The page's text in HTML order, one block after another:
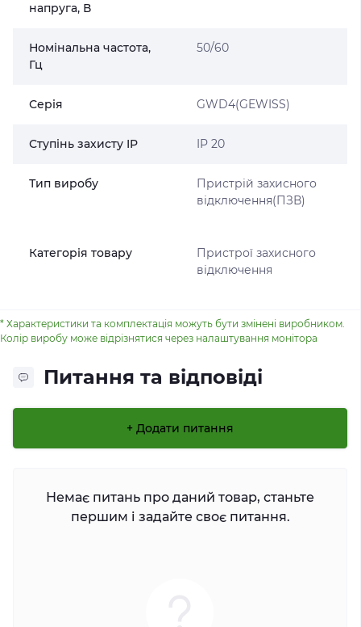
напруга, В
Номінальна частота,
Гц
50/60
Серія GWD4(GEWISS)
Ступінь захисту IP IP 20
Тип виробу
Пристрій захисного
відключення(ПЗВ)
Категорія товару
Пристрої захисного
відключення
* Характеристики та комплектація можуть бути змінені виробником.
Колір виробу може відрізнятися через налаштування монітора
Питання та відповіді
+ Додати питання
Немає питань про даний товар, станьте
першим і задайте своє питання.